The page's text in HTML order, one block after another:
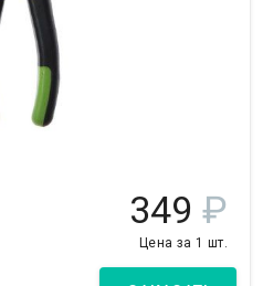
349 ₽
Цена за 1 шт.